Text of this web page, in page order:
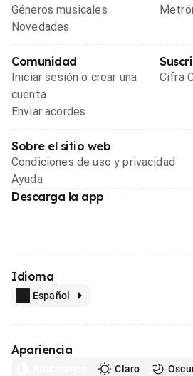
Géneros musicales
Novedades
Comunidad
Iniciar sesión o crear una
cuenta
Enviar acordes
Cifra
Sobre el sitio web
Condiciones de uso y privacidad
Ayuda
Descarga la app
Idioma
Español
Apariencia
Claro